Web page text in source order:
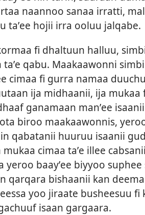
naannoo sanaa irratti,
taʼee hojii irra ooluu jalqabe.
fi dhaltuun halluu,
taʼe qabu. Maakaawonni
cimaa fi gurra namaa
ija midhaanii, ija mukaa
ganamaan manʼee
biroo maakaawonnis,
qabatanii huuruu isaanii
cimaa taʼe illee
yeroo baayʼee biyyoo
qarqara bishaanii kan
yoo jiraate busheesuu fi
isaan gargaara.